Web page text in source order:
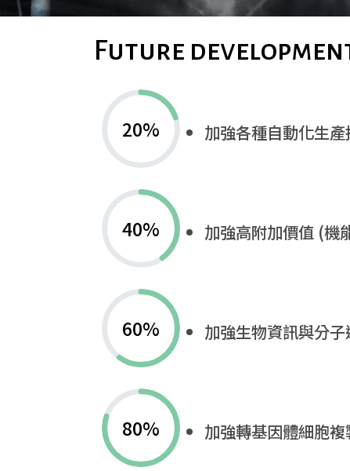
Future
20% 加強各種自動化生
40% 加強高附加價值 (機
60% 加強生物資訊與分子
80% 加強轉基因體細胞